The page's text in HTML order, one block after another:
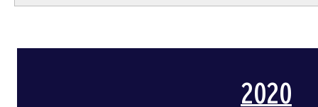
2020